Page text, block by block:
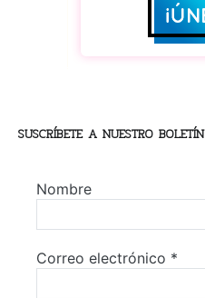
SUSCRÍBETE A NUESTRO BOLETÍN
Nombre
Correo electrónico *